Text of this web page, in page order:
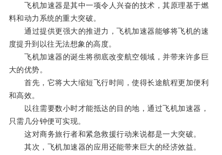
飞机加速器是其中一项令人兴奋的技术，其原理基于燃
料和动力系统的重大突破。
通过提供更强大的推进力，飞机加速器能够将飞机的速
度提升到以往无法想象的高度。
飞机加速器的诞生将彻底改变航空领域，并带来许多巨
大的优势。
首先，它将大大缩短飞行时间，使得长途航程更加便利
和高效。
以往需要数小时才能抵达的目的地，通过飞机加速器，
只需几分钟便可实现。
这对商务旅行者和紧急救援行动来说都是一大突破。
其次，飞机加速器的应用还能带来巨大的经济效益。